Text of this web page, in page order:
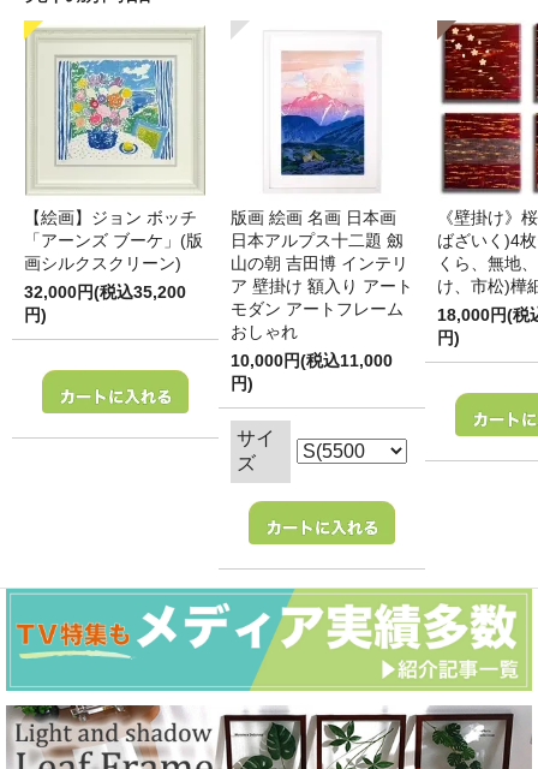
【絵画】ジョン ボッチ
「アーンズ ブーケ」(版
画シルクスクリーン)
32,000円(税込35,200
円)
版画 絵画 名画 日本画
日本アルプス十二題 劔
山の朝 吉田博 インテリ
ア 壁掛け 額入り アート
モダン アートフレーム
おしゃれ
10,000円(税込11,000
円)
サイ
ズ
《壁掛け》
ばざいく)4
くら、無地
け、市松)樺
18,000円(税
円)